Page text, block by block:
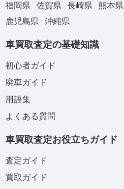
福岡県
佐賀県 長崎県 熊本県
鹿児島県
沖縄県
車買取査定の基礎知識
初心者ガイド
廃車ガイド
用語集
よくある質問
車買取査定お役立ちガイド
査定ガイド
買取ガイド